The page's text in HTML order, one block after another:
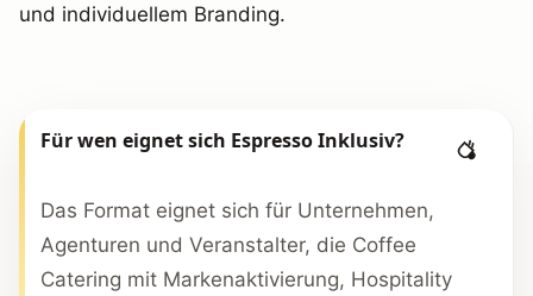
und individuellem Branding.
Für wen eignet sich Espresso Inklusiv?
Das Format eignet sich für Unternehmen,
Agenturen und Veranstalter, die Coffee
Catering mit Markenaktivierung, Hospitality